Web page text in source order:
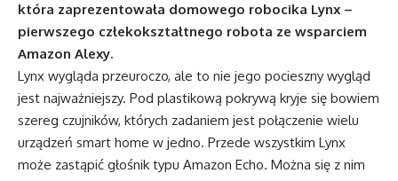
która zaprezentowała domowego robocika Lynx –
pierwszego człekokształtnego robota ze wsparciem
Amazon Alexy.
Lynx wygląda przeuroczo, ale to nie jego pocieszny wygląd
jest najważniejszy. Pod plastikową pokrywą kryje się bowiem
szereg czujników, których zadaniem jest połączenie wielu
urządzeń smart home w jedno. Przede wszystkim Lynx
może zastąpić głośnik typu Amazon Echo. Można się z nim